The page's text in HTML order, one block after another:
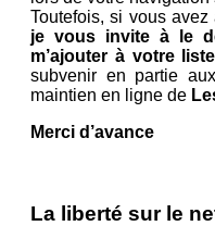
Toutefois, si vous
je vous invite à le
m’ajouter à votre
subvenir en partie
maintien en ligne de
Merci d’avance
La liberté sur le